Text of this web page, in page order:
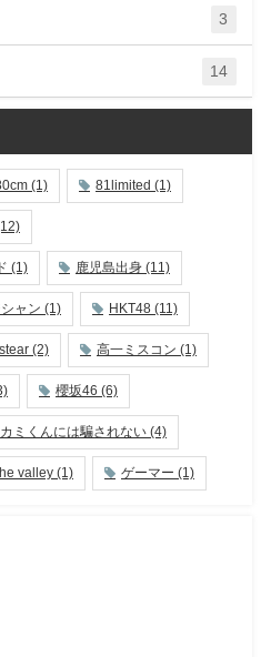
3
14
(1) 81limited (1)
(1) 鹿児島出身 (11)
ャン (1) HKT48 (11)
(2) 高一ミスコン (1)
櫻坂46 (6)
ミくんには騙されない (4)
valley (1) ゲーマー (1)